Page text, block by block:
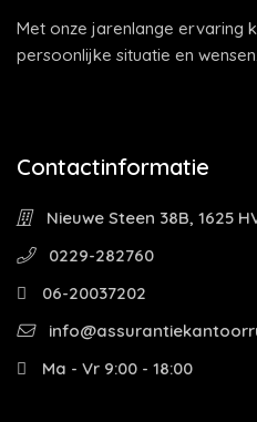
Met onze jarenlange ervaring
persoonlijke situatie en wensen.
Contactinformatie
Nieuwe Steen 38B, 1625
0229-282760
06-20037202
Ma - Vr 9:00 - 18:00